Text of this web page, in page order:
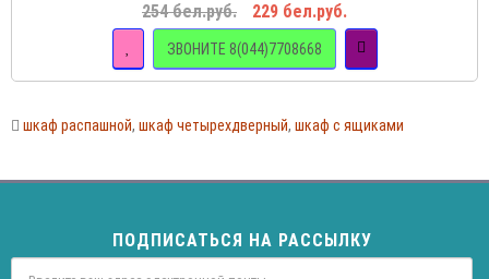
254 бел.руб. 229 бел.руб.
ЗВОНИТЕ 8(044)7708668
шкаф распашной, шкаф четырехдверный, шкаф с ящиками
ПОДПИСАТЬСЯ НА РАССЫЛКУ